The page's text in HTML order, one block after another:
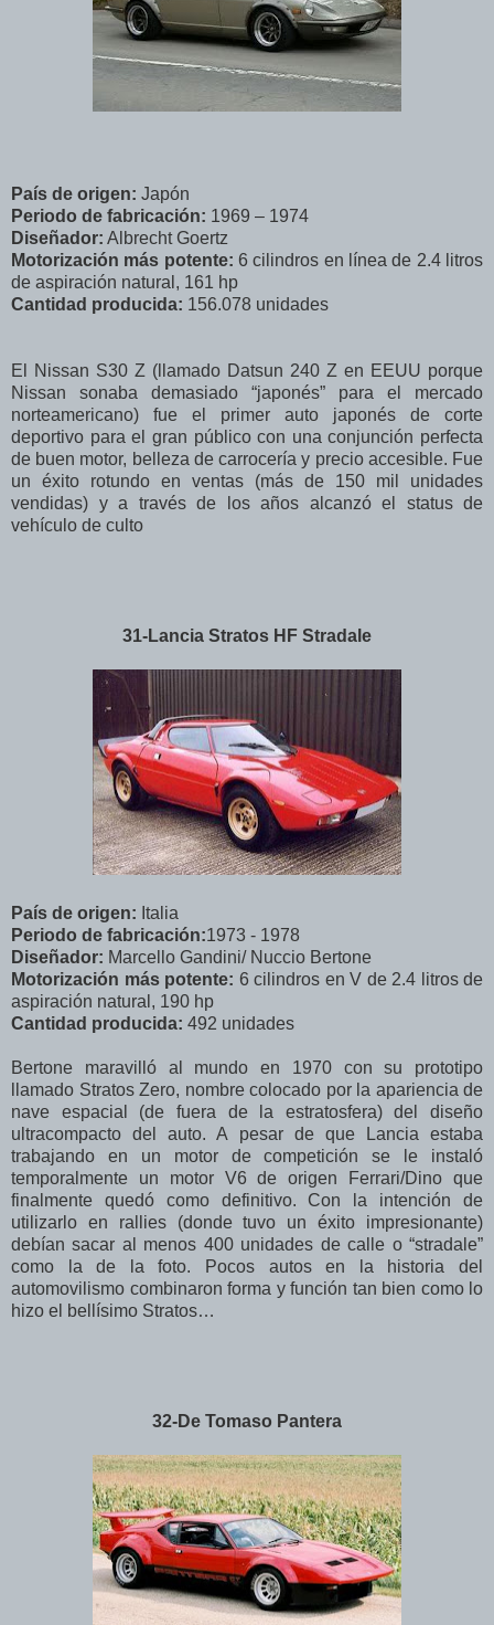
País de origen: Japón
Periodo de fabricación: 1969 – 1974
Diseñador: Albrecht Goertz
Motorización más potente: 6 cilindros en línea de 2.4 litros
de aspiración natural, 161 hp
Cantidad producida: 156.078 unidades
El Nissan S30 Z (llamado Datsun 240 Z en EEUU porque
Nissan sonaba demasiado “japonés” para el mercado
norteamericano) fue el primer auto japonés de corte
deportivo para el gran público con una conjunción perfecta
de buen motor, belleza de carrocería y precio accesible. Fue
un éxito rotundo en ventas (más de 150 mil unidades
vendidas) y a través de los años alcanzó el status de
vehículo de culto
31-Lancia Stratos HF Stradale
País de origen: Italia
Periodo de fabricación:1973 - 1978
Diseñador: Marcello Gandini/ Nuccio Bertone
Motorización más potente: 6 cilindros en V de 2.4 litros de
aspiración natural, 190 hp
Cantidad producida: 492 unidades
Bertone maravilló al mundo en 1970 con su prototipo
llamado Stratos Zero, nombre colocado por la apariencia de
nave espacial (de fuera de la estratosfera) del diseño
ultracompacto del auto. A pesar de que Lancia estaba
trabajando en un motor de competición se le instaló
temporalmente un motor V6 de origen Ferrari/Dino que
finalmente quedó como definitivo. Con la intención de
utilizarlo en rallies (donde tuvo un éxito impresionante)
debían sacar al menos 400 unidades de calle o “stradale”
como la de la foto. Pocos autos en la historia del
automovilismo combinaron forma y función tan bien como lo
hizo el bellísimo Stratos…
32-De Tomaso Pantera